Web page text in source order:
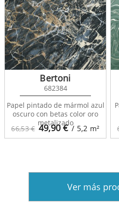
66,53 € 49,90€ / 5,2 m²
Bertoni
682384
Papel pintado de mármol azul
oscuro con betas color oro
metalizado
Ver más